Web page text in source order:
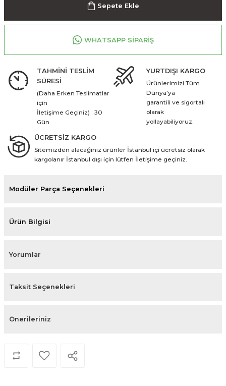
Sepete Ekle
WHATSAPP SİPARİŞ
TAHMİNİ TESLİM
SÜRESİ
(Daha Erken Teslimatlar
için
İletişime Geçiniz) : 30
Gün
YURTDIŞI KARGO
Ürünlerimizi Tüm
Dünya'ya
garantili ve sigortalı
olarak
yollayabiliyoruz.
ÜCRETSİZ KARGO
Sitemizden alacağınız ürünler İstanbul içi ücretsiz olarak
kargolanır İstanbul dışı için lütfen İletişime geçiniz.
Modüler Parça Seçenekleri
Ürün Bilgisi
Yorumlar
Taksit Seçenekleri
Önerileriniz